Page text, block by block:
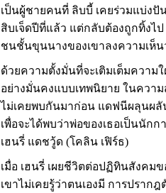
เป็นผู้ชายคนที่ ลิบบี้ เคยร่วมแบ่งปั
สิบเจ็ดปีที่แล้ว แต่กลับต้องถูกทิ้งไป
ชนชั้นขุนนางของเขาลงความเห็น
ด้วยความตั้งมั่นที่จะเติมเต็มความ
อย่างมั่นคงแบบเทพนิยาย ในควา
ไม่เคยพบกันมาก่อน แดฟนีผลุนผลั
เพื่อจะได้พบว่าพ่อของเธอเป็นนัก
เฮนรี่ แดชวู้ด (โคลิน เฟิร์ธ)
เมื่อ เฮนรี่ เผยชีวิตต่อปฏิทินสังคม
เขาไม่เคยรู้ว่าตนเองมี การปรา